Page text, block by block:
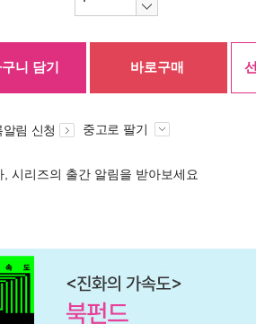
니 담기 바로구매
림 신청 중고로 팔기
, 시리즈의 출간 알림을 받아보세요